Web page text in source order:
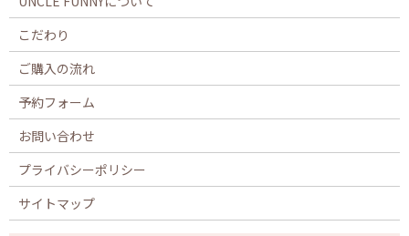
こだわり
ご購入の流れ
予約フォーム
お問い合わせ
プライバシーポリシー
サイトマップ